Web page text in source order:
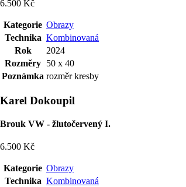
6.500 Kč
Kategorie Obrazy
Technika Kombinovaná
Rok
2024
Rozměry 50 x 40
Poznámka rozměr kresby
Karel Dokoupil
Brouk VW - žlutočervený I.
6.500 Kč
Kategorie Obrazy
Technika Kombinovaná